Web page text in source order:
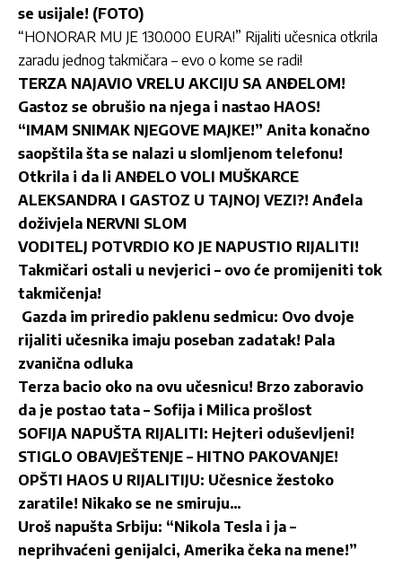
se usijale! (FOTO)
“HONORAR MU JE 130.000 EURA!” Rijaliti učesnica otkrila
zaradu jednog takmičara – evo o kome se radi!
TERZA NAJAVIO VRELU AKCIJU SA ANĐELOM!
Gastoz se obrušio na njega i nastao HAOS!
“IMAM SNIMAK NJEGOVE MAJKE!” Anita konačno
saopštila šta se nalazi u slomljenom telefonu!
Otkrila i da li ANĐELO VOLI MUŠKARCE
ALEKSANDRA I GASTOZ U TAJNOJ VEZI?! Anđela
doživjela NERVNI SLOM
VODITELJ POTVRDIO KO JE NAPUSTIO RIJALITI!
Takmičari ostali u nevjerici – ovo će promijeniti tok
takmičenja!
Gazda im priredio paklenu sedmicu: Ovo dvoje
rijaliti učesnika imaju poseban zadatak! Pala
zvanična odluka
Terza bacio oko na ovu učesnicu! Brzo zaboravio
da je postao tata – Sofija i Milica prošlost
SOFIJA NAPUŠTA RIJALITI: Hejteri oduševljeni!
STIGLO OBAVJEŠTENJE – HITNO PAKOVANJE!
OPŠTI HAOS U RIJALITIJU: Učesnice žestoko
zaratile! Nikako se ne smiruju…
Uroš napušta Srbiju: “Nikola Tesla i ja –
neprihvaćeni genijalci, Amerika čeka na mene!”